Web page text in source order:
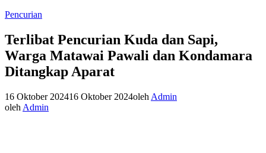
Pencurian
Terlibat Pencurian Kuda dan Sapi,
Warga Matawai Pawali dan Kondamara
Ditangkap Aparat
16 Oktober 202416 Oktober 2024oleh Admin
oleh Admin